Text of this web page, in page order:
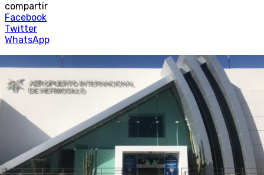
compartir
Facebook
Twitter
WhatsApp